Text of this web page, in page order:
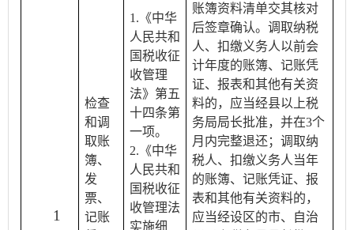
1
检查
和调
取账
簿、
发
票、
记账
1.《中华
人民共和
国税收征
收管理
法》第五
十四条第
一项。
2.《中华
人民共和
国税收征
收管理法
实施细
账簿资料清单交其核对
后签章确认。调取纳税
人、扣缴义务人以前会
计年度的账簿、记账凭
证、报表和其他有关资
料的，应当经县以上税
务局局长批准，并在3个
月内完整退还；调取纳
税人、扣缴义务人当年
的账簿、记账凭证、报
表和其他有关资料的，
应当经设区的市、自治